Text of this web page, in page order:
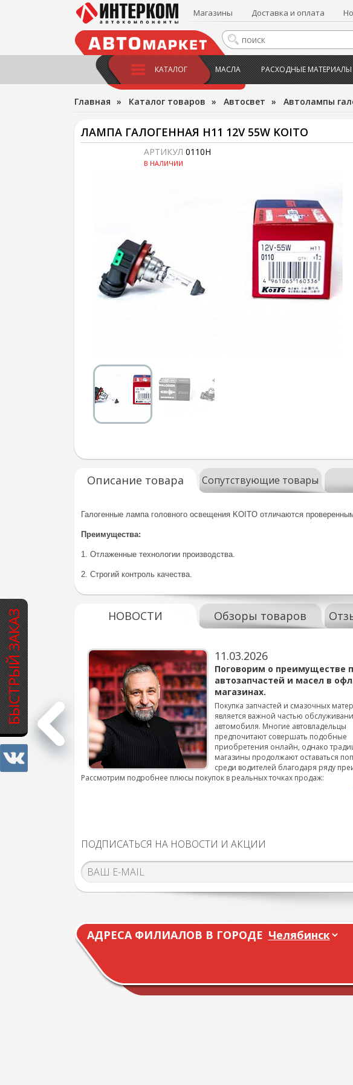
БЫСТРЫЙ ЗАКАЗ
Магазины Доставка и оплата
КАТАЛОГ МАСЛА РАСХОДНЫЕ МАТЕРИАЛЫ
Главная » Каталог товаров » Автосвет » Автолампы
ЛАМПА ГАЛОГЕННАЯ H11 12V 55W KOITO
АРТИКУЛ 0110H
В НАЛИЧИИ
Описание товара Сопутствующие товары
Галогенные лампа головного освещения KOITO отличаются
Преимущества:
1. Отлаженные технологии производства.
2. Строгий контроль качества.
НОВОСТИ Обзоры товаров
для
смены шин на
подробнее...
11.03.2026
Поговорим о преимуществе
автозапчастей и масел в
магазинах.
Покупка запчастей и смазочных
является важной частью
автомобиля. Многие автовладельцы
предпочитают совершать подобные
приобретения онлайн, однако
магазины продолжают оставаться
среди водителей благодаря ряду
Рассмотрим подробнее плюсы покупок в реальных точках продаж:
ПОДПИСАТЬСЯ НА НОВОСТИ И АКЦИИ
АДРЕСА ФИЛИАЛОВ В ГОРОДЕ